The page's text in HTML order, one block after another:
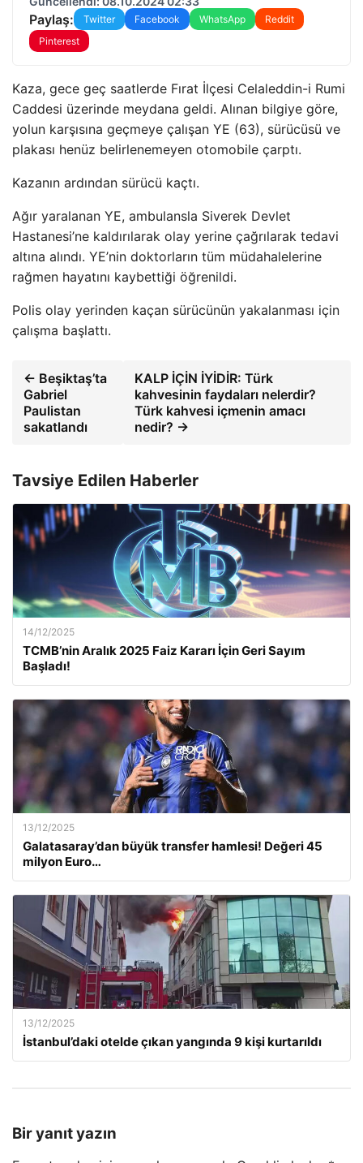
Paylaş: Twitter Facebook WhatsApp
Reddit
Pinterest
Kaza, gece geç saatlerde Fırat İlçesi Celaleddin-i Rumi
Caddesi üzerinde meydana geldi. Alınan bilgiye göre,
yolun karşısına geçmeye çalışan YE (63), sürücüsü ve
plakası henüz belirlenemeyen otomobile çarptı.
Kazanın ardından sürücü kaçtı.
Ağır yaralanan YE, ambulansla Siverek Devlet
Hastanesi’ne kaldırılarak olay yerine çağrılarak tedavi
altına alındı. YE’nin doktorların tüm müdahalelerine
rağmen hayatını kaybettiği öğrenildi.
Polis olay yerinden kaçan sürücünün yakalanması için
çalışma başlattı.
← Beşiktaş’ta
Gabriel
Paulistan
sakatlandı
KALP İÇİN İYİDİR: Türk
kahvesinin faydaları nelerdir?
Türk kahvesi içmenin amacı
nedir? →
Tavsiye Edilen Haberler
14/12/2025
TCMB’nin Aralık 2025 Faiz Kararı İçin Geri Sayım
Başladı!
13/12/2025
Galatasaray’dan büyük transfer hamlesi! Değeri 45
milyon Euro…
13/12/2025
İstanbul’daki otelde çıkan yangında 9 kişi kurtarıldı
Bir yanıt yazın